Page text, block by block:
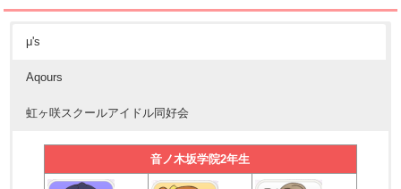
μ's
Aqours
虹ヶ咲スクールアイドル同好会
音ノ木坂学院2年生